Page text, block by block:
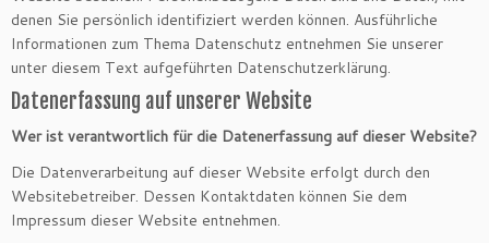
denen Sie persönlich identifiziert werden können. Ausführliche
Informationen zum Thema Datenschutz entnehmen Sie unserer
unter diesem Text aufgeführten Datenschutzerklärung.
Datenerfassung auf unserer Website
Wer ist verantwortlich für die Datenerfassung auf dieser Website?
Die Datenverarbeitung auf dieser Website erfolgt durch den
Websitebetreiber. Dessen Kontaktdaten können Sie dem
Impressum dieser Website entnehmen.